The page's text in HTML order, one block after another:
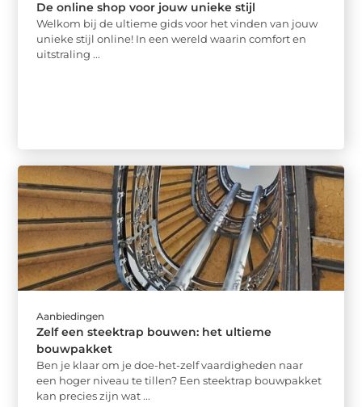
De online shop voor jouw unieke stijl
Welkom bij de ultieme gids voor het vinden van jouw
unieke stijl online! In een wereld waarin comfort en
uitstraling ...
Aanbiedingen
Zelf een steektrap bouwen: het ultieme
bouwpakket
Ben je klaar om je doe-het-zelf vaardigheden naar
een hoger niveau te tillen? Een steektrap bouwpakket
kan precies zijn wat ...